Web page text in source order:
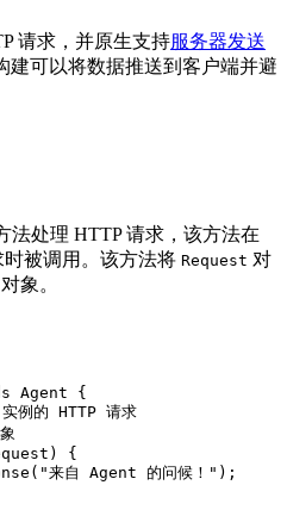
请求，并原生支持服务器发送
建可以将数据推送到客户端并避
法处理 HTTP 请求，该方法在
时被调用。该方法将 Request 对
对象。
Agent
{
例的 HTTP 请求
)
{
( "来自 Agent 的问候！" ) ;